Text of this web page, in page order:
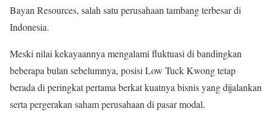
Bayan Resources, salah satu perusahaan tambang terbesar di
Indonesia.
Meski nilai kekayaannya mengalami fluktuasi di bandingkan
beberapa bulan sebelumnya, posisi Low Tuck Kwong tetap
berada di peringkat pertama berkat kuatnya bisnis yang dijalankan
serta pergerakan saham perusahaan di pasar modal.